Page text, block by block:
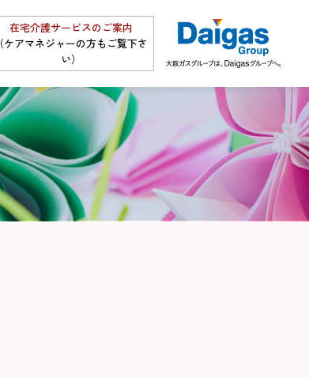
在宅介護サービスのご案内
（ケアマネジャーの方もご覧下さ
い）